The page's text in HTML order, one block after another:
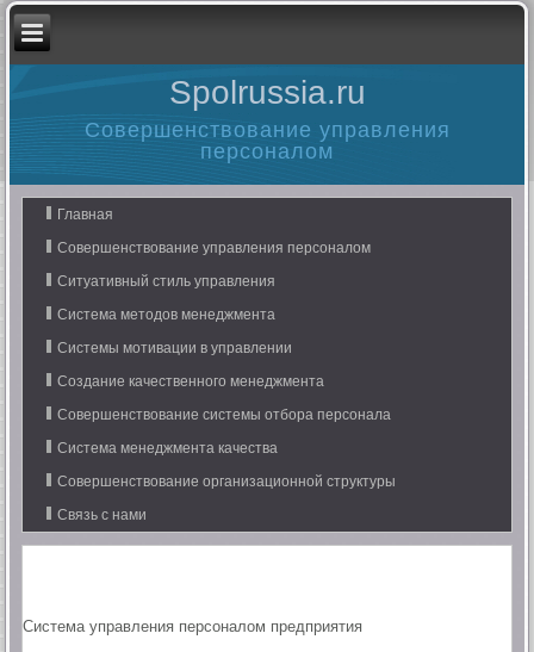
Spolrussia.ru
Совершенствование управления
персоналом
Главная
Совершенствование управления персоналом
Ситуативный стиль управления
Система методов менеджмента
Системы мотивации в управлении
Создание качественного менеджмента
Совершенствование системы отбора персонала
Система менеджмента качества
Совершенствование организационной структуры
Связь с нами
Система управления персоналом предприятия